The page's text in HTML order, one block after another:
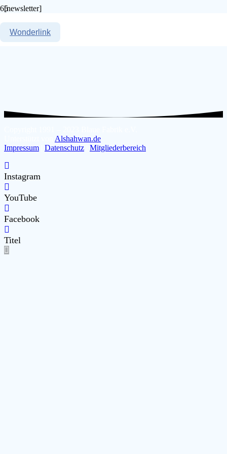
Wonderlink
[newsletter]
Alshahwan.de
Impressum
Datenschutz Mitgliederbereich
Instagram
YouTube
Facebook
Titel